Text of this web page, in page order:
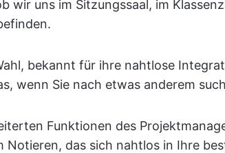
wir uns im Sitzungssaal, im
bekannt für ihre nahtlose
wenn Sie nach etwas anderem
Funktionen des
Notieren, das sich nahtlos in Ihre